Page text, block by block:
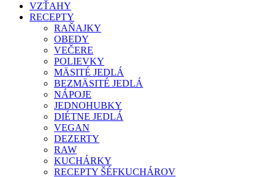
VZŤAHY
RECEPTY
RAŇAJKY
OBEDY
VEČERE
POLIEVKY
MÄSITÉ JEDLÁ
BEZMÄSITÉ JEDLÁ
NÁPOJE
JEDNOHUBKY
DIÉTNE JEDLÁ
VEGAN
DEZERTY
RAW
KUCHÁRKY
RECEPTY ŠÉFKUCHÁROV